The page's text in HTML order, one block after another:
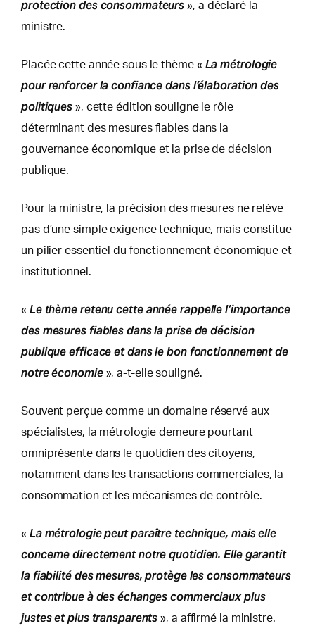
protection des consommateurs », a déclaré la
ministre.
Placée cette année sous le thème « La métrologie
pour renforcer la confiance dans l’élaboration des
politiques », cette édition souligne le rôle
déterminant des mesures fiables dans la
gouvernance économique et la prise de décision
publique.
Pour la ministre, la précision des mesures ne relève
pas d’une simple exigence technique, mais constitue
un pilier essentiel du fonctionnement économique et
institutionnel.
« Le thème retenu cette année rappelle l’importance
des mesures fiables dans la prise de décision
publique efficace et dans le bon fonctionnement de
notre économie», a-t-elle souligné.
Souvent perçue comme un domaine réservé aux
spécialistes, la métrologie demeure pourtant
omniprésente dans le quotidien des citoyens,
notamment dans les transactions commerciales, la
consommation et les mécanismes de contrôle.
« La métrologie peut paraître technique, mais elle
concerne directement notre quotidien. Elle garantit
la fiabilité des mesures, protège les consommateurs
et contribue à des échanges commerciaux plus
justes et plus transparents », a affirmé la ministre.